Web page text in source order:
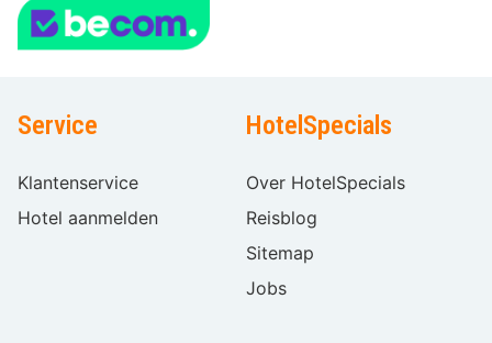
Service
Klantenservice
Hotel aanmelden
HotelSpecials
Over HotelSpecials
Reisblog
Sitemap
Jobs